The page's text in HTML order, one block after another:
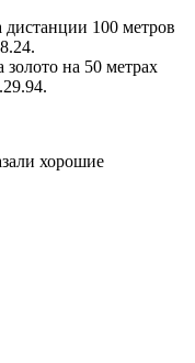
дистанции 100 метров
на 50 метрах
хорошие